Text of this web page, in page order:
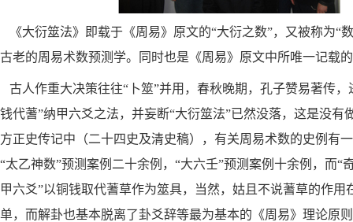
《大衍筮法》即载于《周易》原文的“大衍之数”，又被称为“
古老的周易术数预测学。同时也是《周易》原文中所唯一记载
古人作重大决策往往“卜筮”并用，春秋晚期，孔子赞易著传
钱代蓍”纳甲六爻之法，并妄断“大衍筮法”已然没落，这是没有
方正史传记中（二十四史及清史稿），有关周易术数的史例有
“太乙神数”预测案例二十余例，“大六壬”预测案例十余例，而“
甲六爻”以铜钱取代蓍草作为筮具，当然，姑且不说蓍草的作
单，而解卦也基本脱离了卦爻辞等最为基本的《周易》理论原